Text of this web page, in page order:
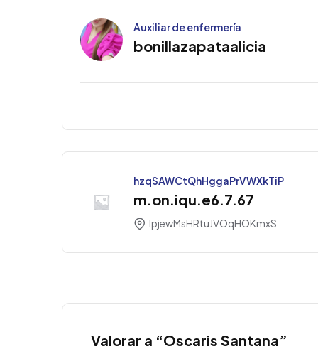
Auxiliar de enfermería
bonillazapataalicia
hzqSAWCtQhHggaPrVWXkTiP
m.on.iqu.e6.7.67
IpjewMsHRtuJVOqHOKmxS
Valorar a “Oscaris Santana”